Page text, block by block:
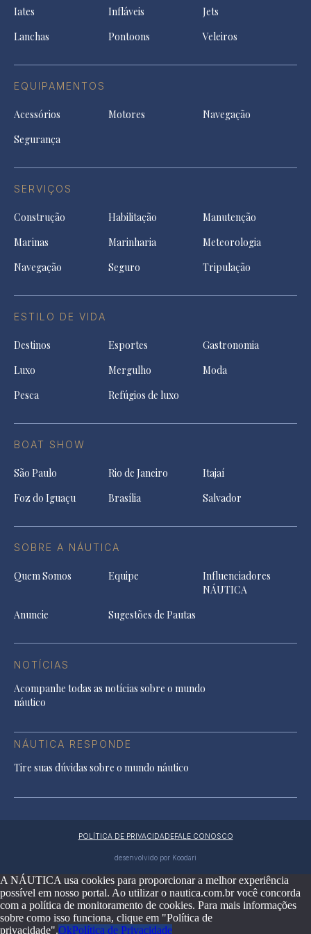
Iates Infláveis
Jets
Lanchas
Pontoons Veleiros
EQUIPAMENTOS
Acessórios Motores
Navegação
Segurança
SERVIÇOS
Construção Habilitação
Manutenção
Marinas
Marinharia
Meteorologia
Navegação
Seguro Tripulação
ESTILO DE VIDA
Destinos Esportes
Gastronomia
Luxo
Mergulho
Moda
Pesca
Refúgios de luxo
BOAT SHOW
São Paulo Rio de Janeiro
Itajaí
Foz do Iguaçu
Brasília Salvador
SOBRE A NÁUTICA
Quem Somos Equipe
Influenciadores
NÁUTICA
Anuncie
Sugestões de Pautas
NOTÍCIAS
Acompanhe todas as notícias sobre o mundo
náutico
NÁUTICA RESPONDE
Tire suas dúvidas sobre o mundo náutico
POLÍTICA DE PRIVACIDADEFALE CONOSCO
desenvolvido por Koodari
A NÁUTICA usa cookies para proporcionar a melhor experiência
possível em nosso portal. Ao utilizar o nautica.com.br você concorda
com a política de monitoramento de cookies. Para mais informações
sobre como isso funciona, clique em "Política de
privacidade".OkPolítica de Privacidade